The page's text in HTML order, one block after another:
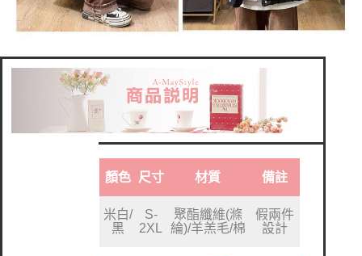
顏色 尺寸 材質 備註
米白/
黑
S-
2XL
聚酯纖維(滌
綸)/羊羔毛/棉
假兩件
設計